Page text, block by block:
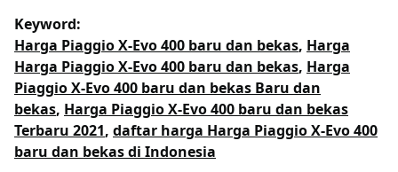
Keyword:
Harga Piaggio X-Evo 400 baru dan bekas, Harga
Harga Piaggio X-Evo 400 baru dan bekas, Harga
Piaggio X-Evo 400 baru dan bekas Baru dan
bekas, Harga Piaggio X-Evo 400 baru dan bekas
Terbaru 2021, daftar harga Harga Piaggio X-Evo 400
baru dan bekas di Indonesia